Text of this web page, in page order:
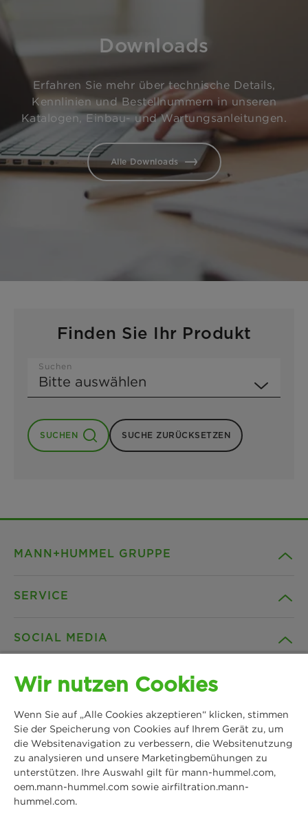
Downloads
Erfahren Sie mehr über technische Details,
Kennlinien und Bestellnummern in unseren
Katalogen, Einbau- und Wartungsanleitungen.
Alle Downloads
Finden Sie Ihr Produkt
Suchen
SUCHEN SUCHE ZURÜCKSETZEN
MANN+HUMMEL GRUPPE
Insights
News & Presse
Standorte
SERVICE
Kontakt
Downloads
B2B Webshop
Datenschutz
Impressum
SOCIAL MEDIA
Facebook
Instagram
LinkedIn
MANN+HUMMEL
Schwieberdinger Straße 126
71636 Ludwigsburg
Wir nutzen Cookies
Wenn Sie auf „Alle Cookies akzeptieren“ klicken, stimmen
Sie der Speicherung von Cookies auf Ihrem Gerät zu, um
die Websitenavigation zu verbessern, die Websitenutzung
zu analysieren und unsere Marketingbemühungen zu
unterstützen. Ihre Auswahl gilt für mann-hummel.com,
oem.mann-hummel.com sowie airfiltration.mann-
hummel.com.